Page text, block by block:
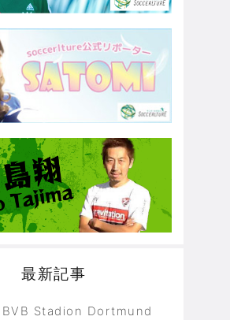
最新記事
BVB Stadion Dortmund